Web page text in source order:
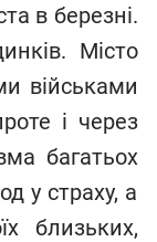
в березні.
Місто
військами
і через
багатьох
у страху, а
близьких,